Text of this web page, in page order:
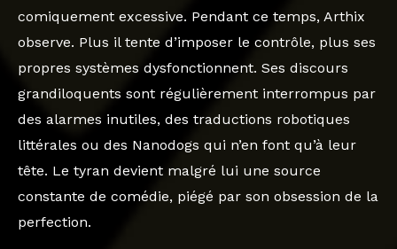
comiquement excessive. Pendant ce temps, Arthix
observe. Plus il tente d’imposer le contrôle, plus ses
propres systèmes dysfonctionnent. Ses discours
grandiloquents sont régulièrement interrompus par
des alarmes inutiles, des traductions robotiques
littérales ou des Nanodogs qui n’en font qu’à leur
tête. Le tyran devient malgré lui une source
constante de comédie, piégé par son obsession de la
perfection.